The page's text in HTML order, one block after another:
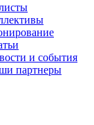
и события
партнеры